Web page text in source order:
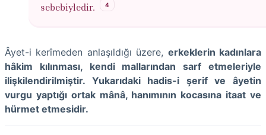
sebebiyledir.
4
Âyet-i kerîmeden anlaşıldığı üzere, erkeklerin kadınlara
hâkim kılınması, kendi mallarından sarf etmeleriyle
ilişkilendirilmiştir. Yukarıdaki hadis-i şerif ve âyetin
vurgu yaptığı ortak mânâ, hanımının kocasına itaat ve
hürmet etmesidir.